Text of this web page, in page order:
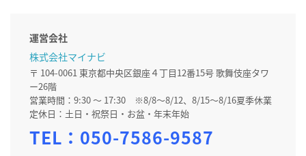
運営会社
株式会社マイナビ
〒 104-0061 東京都中央区銀座４丁目12番15号 歌舞伎座タワ
ー26階
営業時間：9:30 ～ 17:30 ※8/8～8/12、8/15～8/16夏季休業
定休日：土日・祝祭日・お盆・年末年始
TEL： 050-7586-9587